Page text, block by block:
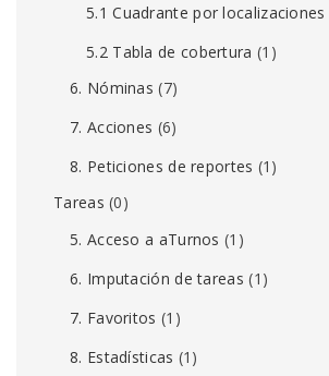
5.1 Cuadrante por localizaciones
5.2 Tabla de cobertura (1)
6. Nóminas (7)
7. Acciones (6)
8. Peticiones de reportes (1)
Tareas (0)
5. Acceso a aTurnos (1)
6. Imputación de tareas (1)
7. Favoritos (1)
8. Estadísticas (1)